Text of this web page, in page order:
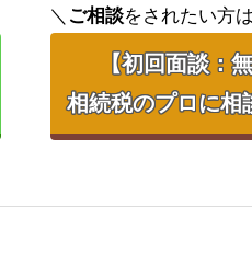
＼ ご相談をされたい方
【初回面談：無
相続税のプロに相